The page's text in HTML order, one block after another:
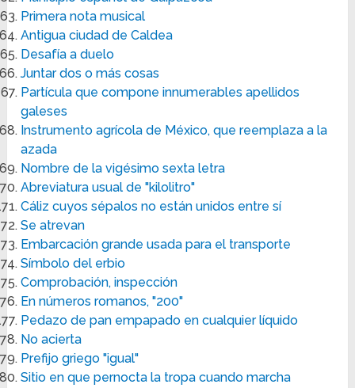
Primera nota musical
Antigua ciudad de Caldea
Desafía a duelo
Juntar dos o más cosas
Partícula que compone innumerables apellidos
galeses
Instrumento agrícola de México, que reemplaza a la
azada
Nombre de la vigésimo sexta letra
Abreviatura usual de "kilolitro"
Cáliz cuyos sépalos no están unidos entre sí
Se atrevan
Embarcación grande usada para el transporte
Símbolo del erbio
Comprobación, inspección
En números romanos, "200"
Pedazo de pan empapado en cualquier líquido
No acierta
Prefijo griego "igual"
Sitio en que pernocta la tropa cuando marcha